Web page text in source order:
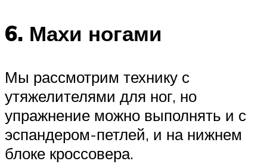
6. Махи ногами
Мы рассмотрим технику с
утяжелителями для ног, но
упражнение можно выполнять и с
эспандером-петлей, и на нижнем
блоке кроссовера.